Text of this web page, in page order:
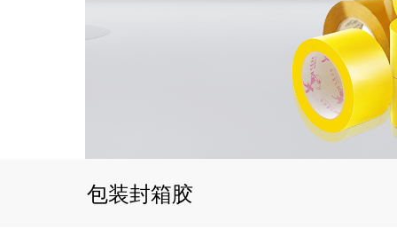
包装封箱胶